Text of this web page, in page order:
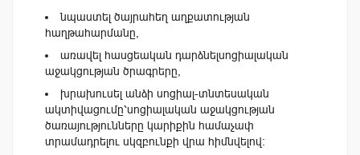
նպաստել ծայրահեղ աղքատության
հաղթահարմանը,
առավել հասցեական դարձնելսոցիալական
աջակցության ծրագրերը,
խրախուսել անձի սոցիալ-տնտեսական
ակտիվացումը՝սոցիալական աջակցության
ծառայությունները կարիքին համաչափ
տրամադրելու սկզբունքի վրա հիմնվելով։